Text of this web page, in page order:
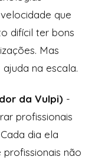
que
difícil ter bons
Mas
na escala.
da Vulpi) -
profissionais
dia ela
não